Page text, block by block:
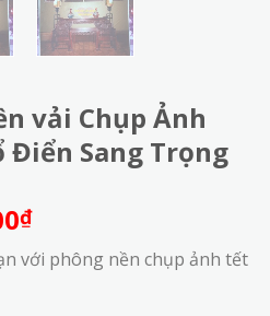
vải Chụp Ảnh
Điển Sang Trọng
₫Khoảng
giá:
từ
với phông nền chụp ảnh tết